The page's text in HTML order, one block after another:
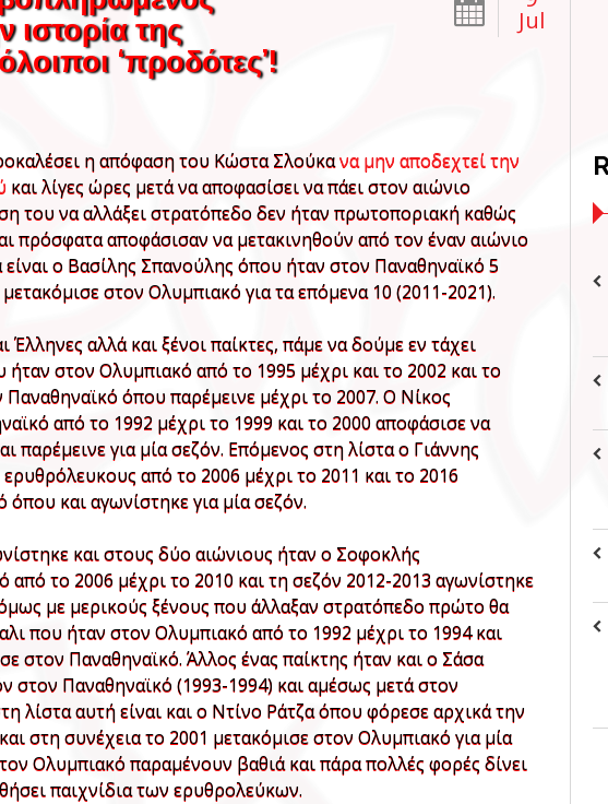
Jul
ιστορία της
‘προδότες’!
η απόφαση του Κώστα Σλούκανα μην αποδεχτεί την
και λίγες ώρες μετά να αποφασίσει να πάει στον αιώνιο
του να αλλάξει στρατόπεδο δεν ήταν πρωτοποριακή καθώς
πρόσφατα αποφάσισαν να μετακινηθούν από τον έναν αιώνιο
ο Βασίλης Σπανούλης όπου ήταν στον Παναθηναϊκό 5
στον Ολυμπιακό για τα επόμενα 10 (2011-2021).
αλλά και ξένοι παίκτες, πάμε να δούμε εν τάχει
στον Ολυμπιακό από το 1995 μέχρι και το 2002 και το
όπου παρέμεινε μέχρι το 2007. Ο Νίκος
από το 1992 μέχρι το 1999 και το 2000 αποφάσισε να
παρέμεινε για μία σεζόν. Επόμενος στη λίστα ο Γιάννης
από το 2006 μέχρι το 2011 και το 2016
και αγωνίστηκε για μία σεζόν.
και στους δύο αιώνιους ήταν ο Σοφοκλής
το 2006 μέχρι το 2010 και τη σεζόν 2012-2013 αγωνίστηκε
με μερικούς ξένους που άλλαξαν στρατόπεδο πρώτο θα
που ήταν στον Ολυμπιακό από το 1992 μέχρι το 1994 και
στον Παναθηναϊκό. Άλλος ένας παίκτης ήταν και ο Σάσα
στον Παναθηναϊκό (1993-1994) και αμέσως μετά στον
λίστα αυτή είναι και ο Ντίνο Ράτζα όπου φόρεσε αρχικά την
στη συνέχεια το 2001 μετακόμισε στον Ολυμπιακό για μία
Ολυμπιακό παραμένουν βαθιά και πάρα πολλές φορές δίνει
παιχνίδια των ερυθρολεύκων.